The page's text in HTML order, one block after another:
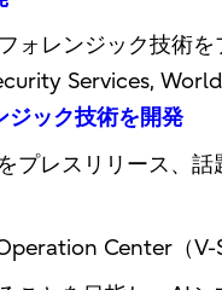
レンジック技術
Services,
ジック技術を開発
レスリリース、
Center（